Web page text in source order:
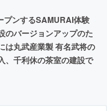
プンするSAMURAI体験
のバージョンアップのた
は丸武産業製 有名武将の
、千利休の茶室の建設で